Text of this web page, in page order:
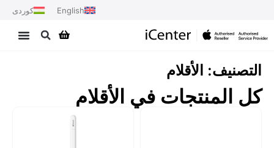
English کوردی
التصنيف: الأقلام
كل المنتجات في الأقلام